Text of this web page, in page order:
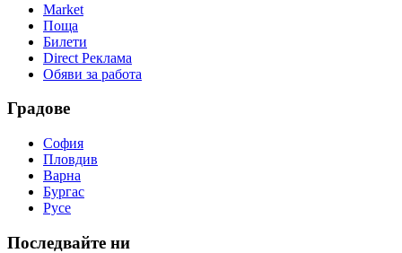
Market
Поща
Билети
Direct Реклама
Обяви за работа
Градове
София
Пловдив
Варна
Бургас
Русе
Последвайте ни